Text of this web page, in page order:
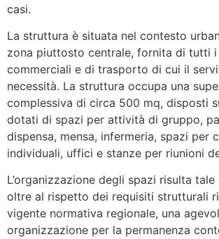
casi.
La struttura è situata nel contesto
zona piuttosto centrale, fornita di tutti i
commerciali e di trasporto di cui il
necessità. La struttura occupa una
complessiva di circa 500 mq, disposti
dotati di spazi per attività di gruppo,
dispensa, mensa, infermeria, spazi per
individuali, uffici e stanze per riunioni
L’organizzazione degli spazi risulta
oltre al rispetto dei requisiti strutturali
vigente normativa regionale, una
organizzazione per la permanenza